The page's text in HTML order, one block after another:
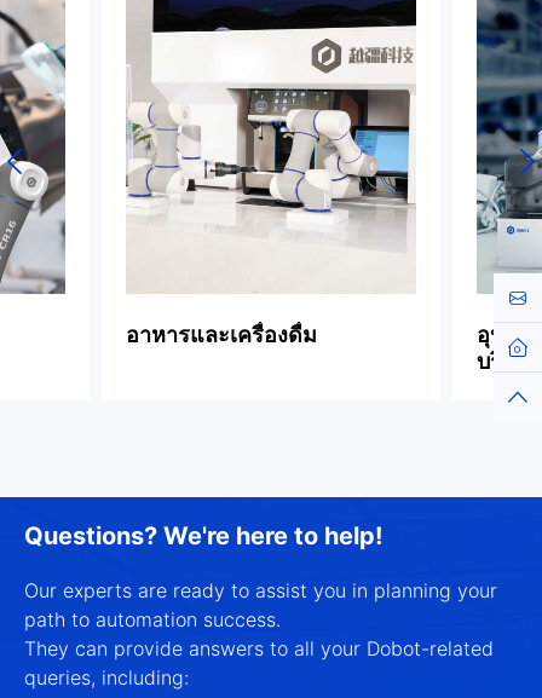
อาหารและเครื่องดื่ม
อุปกร
บริโภค
Questions? We're here to help!
Our experts are ready to assist you in planning your
path to automation success.
They can provide answers to all your Dobot-related
queries, including:
Top